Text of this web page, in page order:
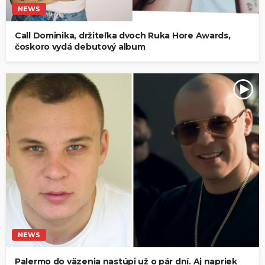
NEWS
Call Dominika, držiteľka dvoch Ruka Hore Awards,
čoskoro vydá debutový album
NEWS
Palermo do väzenia nastúpi už o pár dní. Aj napriek